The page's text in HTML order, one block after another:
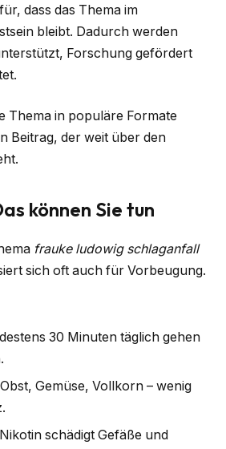
dass das Thema im
bleibt. Dadurch werden
Forschung gefördert
Thema in populäre Formate
Beitrag, der weit über den
können Sie tun
frauke ludowig schlaganfall
sich oft auch für Vorbeugung.
30 Minuten täglich gehen
Gemüse, Vollkorn – wenig
schädigt Gefäße und